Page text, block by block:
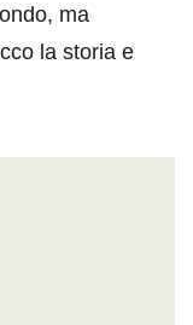
ma
la storia e